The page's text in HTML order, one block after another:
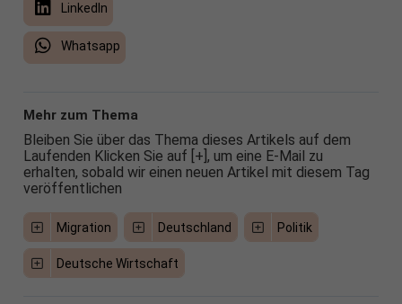
LinkedIn
Whatsapp
Mehr zum Thema
Bleiben Sie über das Thema dieses Artikels auf dem
Laufenden Klicken Sie auf [+], um eine E-Mail zu
erhalten, sobald wir einen neuen Artikel mit diesem Tag
veröffentlichen
Migration Deutschland Politik
Deutsche Wirtschaft